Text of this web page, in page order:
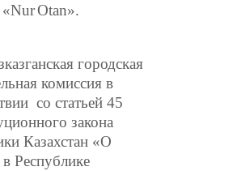
NurOtan».
городская
комиссия в
со статьей 45
закона
Казахстан «О
Республике